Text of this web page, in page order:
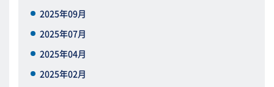
2025年09月
2025年07月
2025年04月
2025年02月